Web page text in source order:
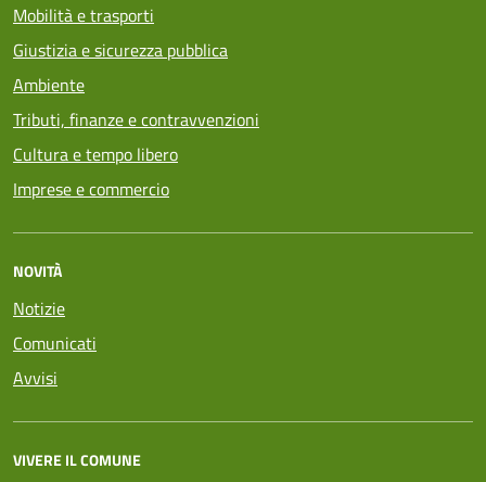
Mobilità e trasporti
Giustizia e sicurezza pubblica
Ambiente
Tributi, finanze e contravvenzioni
Cultura e tempo libero
Imprese e commercio
NOVITÀ
Notizie
Comunicati
Avvisi
VIVERE IL COMUNE